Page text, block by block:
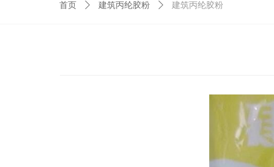
首页 ꄲ 建筑丙纶胶粉 ꄲ 建筑丙纶胶粉